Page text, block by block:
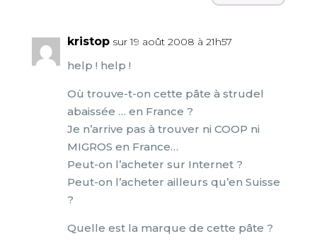
kristop sur 19 août 2008 à 21h57
help ! help !
Où trouve-t-on cette pâte à strudel
abaissée … en France ?
Je n’arrive pas à trouver ni COOP ni
MIGROS en France…
Peut-on l’acheter sur Internet ?
Peut-on l’acheter ailleurs qu’en Suisse
?
Quelle est la marque de cette pâte ?